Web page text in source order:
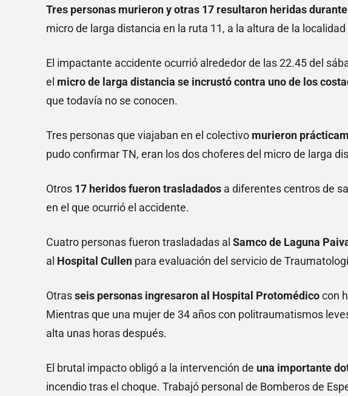
Tres personas murieron y otras 17 resultaron heridas durante
micro de larga distancia en la ruta 11, a la altura de la
El impactante accidente ocurrió alrededor de las 22.45 del
el micro de larga distancia se incrustó contra uno de los
que todavía no se conocen.
Tres personas que viajaban en el colectivo murieron
pudo confirmar TN, eran los dos choferes del micro de larga
Otros 17 heridos fueron trasladados a diferentes centros de
en el que ocurrió el accidente.
Cuatro personas fueron trasladadas al Samco de Laguna
al Hospital Cullen para evaluación del servicio de
Otrasseis personas ingresaron al Hospital Protomédicocon
Mientras que una mujer de 34 años con politraumatismos
alta unas horas después.
El brutal impacto obligó a la intervención de una importante
incendio tras el choque. Trabajó personal de Bomberos de